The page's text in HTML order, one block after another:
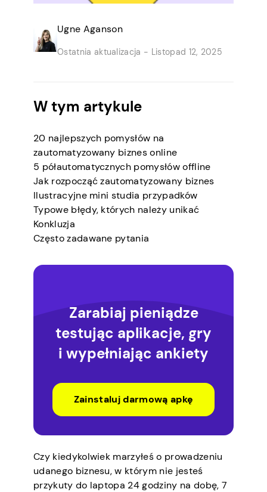
Ugne Aganson
Ostatnia aktualizacja - Listopad 12, 2025
W tym artykule
20 najlepszych pomysłów na
zautomatyzowany biznes online
5 półautomatycznych pomysłów offline
Jak rozpocząć zautomatyzowany biznes
Ilustracyjne mini studia przypadków
Typowe błędy, których należy unikać
Konkluzja
Często zadawane pytania
Zarabiaj pieniądze
testując aplikacje, gry
i wypełniając ankiety
Zainstaluj darmową apkę
Czy kiedykolwiek marzyłeś o prowadzeniu
udanego biznesu, w którym nie jesteś
przykuty do laptopa 24 godziny na dobę, 7